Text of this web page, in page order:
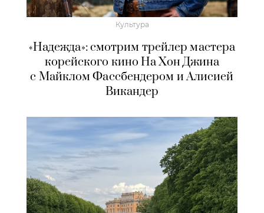
Культура
«Надежда»: смотрим трейлер мастера
корейского кино На Хон Джина
с Майклом Фассбендером и Алисией
Викандер